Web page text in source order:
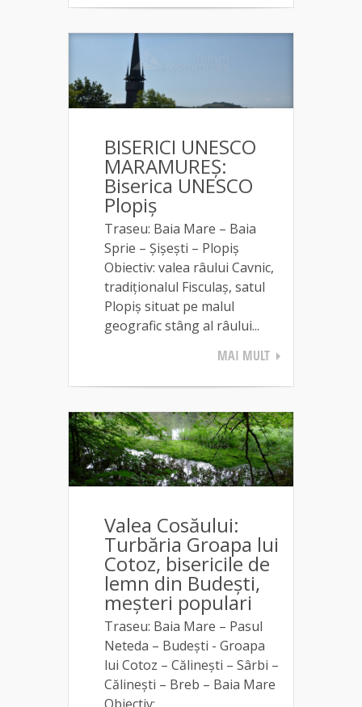
BISERICI UNESCO
MARAMUREȘ:
Biserica UNESCO
Plopiș
Traseu: Baia Mare – Baia
Sprie – Șișești – Plopiș
Obiectiv: valea râului Cavnic,
tradiționalul Fisculaș, satul
Plopiș situat pe malul
geografic stâng al râului...
MAI MULT
Valea Cosăului:
Turbăria Groapa lui
Cotoz, bisericile de
lemn din Budești,
meșteri populari
Traseu: Baia Mare – Pasul
Neteda – Budești - Groapa
lui Cotoz – Călinești – Sârbi –
Călinești – Breb – Baia Mare